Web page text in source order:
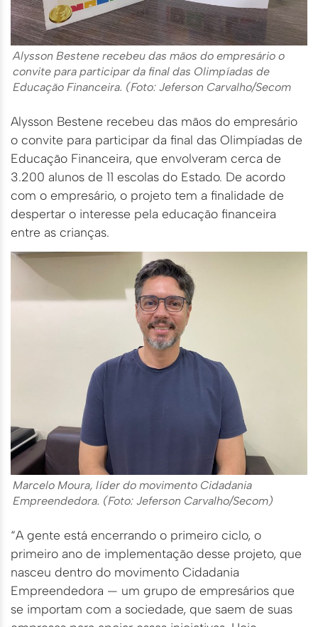
Alysson Bestene recebeu das mãos do empresário o
convite para participar da final das Olimpíadas de
Educação Financeira. (Foto: Jeferson Carvalho/Secom
Alysson Bestene recebeu das mãos do empresário
o convite para participar da final das Olimpíadas de
Educação Financeira, que envolveram cerca de
3.200 alunos de 11 escolas do Estado. De acordo
com o empresário, o projeto tem a finalidade de
despertar o interesse pela educação financeira
entre as crianças.
Marcelo Moura, líder do movimento Cidadania
Empreendedora. (Foto: Jeferson Carvalho/Secom)
“A gente está encerrando o primeiro ciclo, o
primeiro ano de implementação desse projeto, que
nasceu dentro do movimento Cidadania
Empreendedora — um grupo de empresários que
se importam com a sociedade, que saem de suas